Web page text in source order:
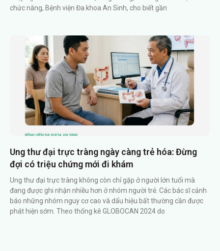
chức năng, Bệnh viện Đa khoa An Sinh, cho biết gần
Ung thư đại trực tràng ngày càng trẻ hóa: Đừng
đợi có triệu chứng mới đi khám
Ung thư đại trực tràng không còn chỉ gặp ở người lớn tuổi mà
đang được ghi nhận nhiều hơn ở nhóm người trẻ. Các bác sĩ cảnh
báo những nhóm nguy cơ cao và dấu hiệu bất thường cần được
phát hiện sớm. Theo thống kê GLOBOCAN 2024 do